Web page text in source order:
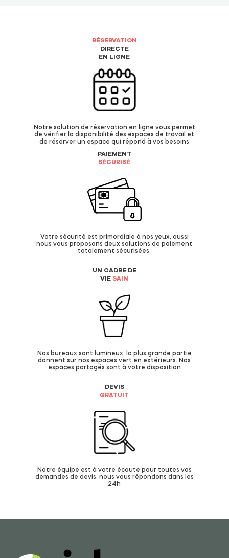
RÉSERVATION
DIRECTE
EN LIGNE
Notre solution de réservation en ligne vous permet
de vérifier la disponibilité des espaces de travail et
de réserver un espace qui répond à vos besoins
PAIEMENT
SÉCURISÉ
Votre sécurité est primordiale à nos yeux, aussi
nous vous proposons deux solutions de paiement
totalement sécurisées.
UN CADRE DE
VIE SAIN
Nos bureaux sont lumineux, la plus grande partie
donnent sur nos espaces vert en extérieurs. Nos
espaces partagés sont à votre disposition
DEVIS
GRATUIT
Notre équipe est à votre écoute pour toutes vos
demandes de devis, nous vous répondons dans les
24h